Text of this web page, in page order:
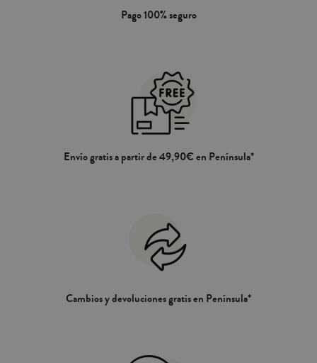
Pago 100% seguro
Envío gratis a partir de 49,90€ en Península*
Cambios y devoluciones gratis en Península*